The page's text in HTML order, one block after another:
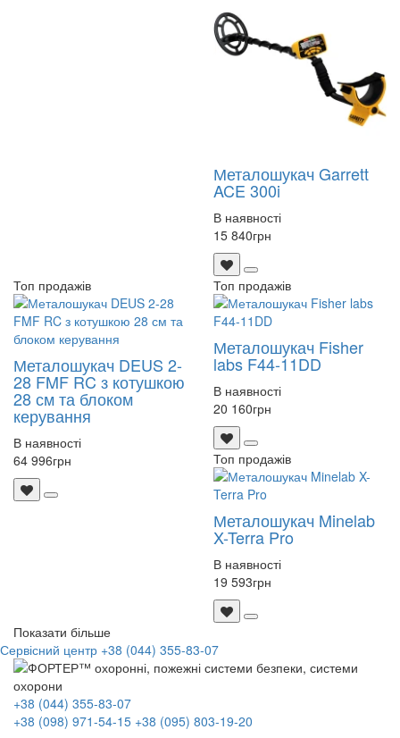
Металошукач Garrett
ACE 300i
В наявності
15 840грн
Топ продажів
Металошукач DEUS 2-
28 FMF RC з котушкою
28 см та блоком
керування
В наявності
64 996грн
Топ продажів
Металошукач Fisher
labs F44-11DD
В наявності
20 160грн
Топ продажів
Металошукач Minelab
X-Terra Pro
В наявності
19 593грн
Показати більше
Сервісний центр +38 (044) 355-83-07
+38 (044) 355-83-07
+38 (098) 971-54-15 +38 (095) 803-19-20